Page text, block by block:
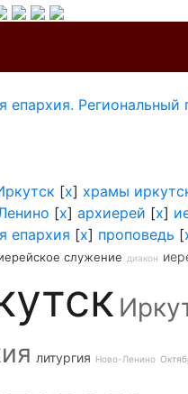
епархия. Региональный
[x] храмы
[x] архиерей [x]
епархия [x] проповедь [
служение диакон
литургия Ново-Ленино